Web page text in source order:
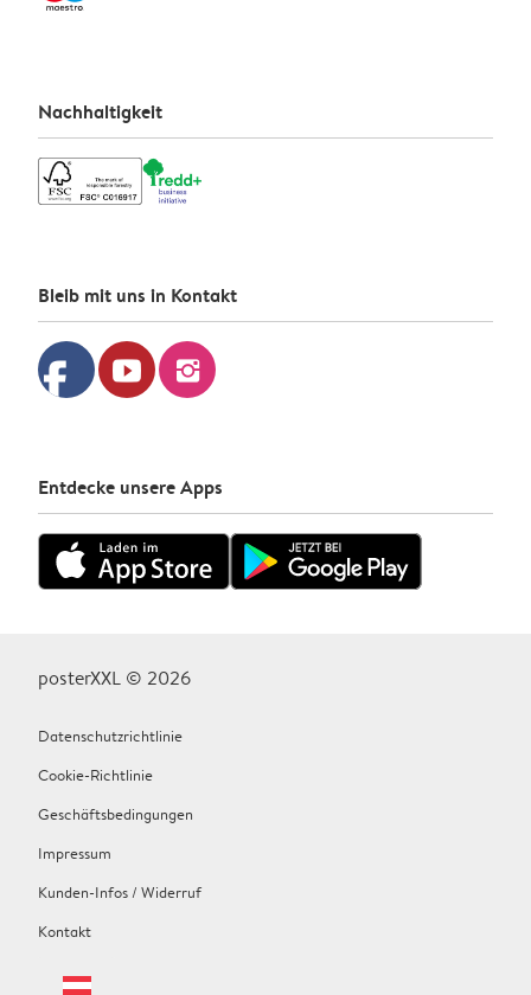
Nachhaltigkeit
Bleib mit uns in Kontakt
facebook youtube instagram
Entdecke unsere Apps
posterXXL © 2026
Datenschutzrichtlinie
Cookie-Richtlinie
Geschäftsbedingungen
Impressum
Kunden-Infos / Widerruf
Kontakt